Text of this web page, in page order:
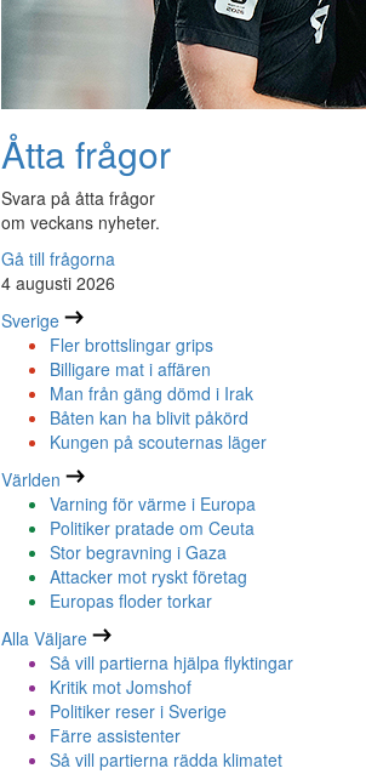
Åtta frågor
Svara på åtta frågor
om veckans nyheter.
Gå till frågorna
4 augusti 2026
Sverige
Fler brottslingar grips
Billigare mat i affären
Man från gäng dömd i Irak
Båten kan ha blivit påkörd
Kungen på scouternas läger
Världen
Varning för värme i Europa
Politiker pratade om Ceuta
Stor begravning i Gaza
Attacker mot ryskt företag
Europas floder torkar
Alla Väljare
Så vill partierna hjälpa flyktingar
Kritik mot Jomshof
Politiker reser i Sverige
Färre assistenter
Så vill partierna rädda klimatet